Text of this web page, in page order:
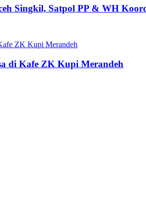
Singkil, Satpol PP & WH
di Kafe ZK Kupi Merandeh